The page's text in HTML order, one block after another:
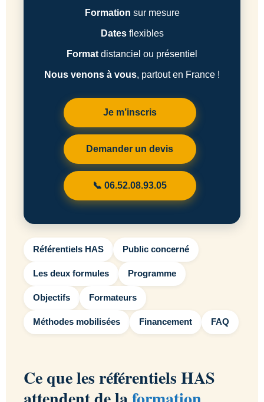
Formation sur mesure
Datesflexibles
Format distanciel ou présentiel
Nous venons à vous, partout en France !
Je m’inscris
Demander un devis
📞 06.52.08.93.05
Référentiels HAS Public concerné
Les deux formules Programme
Objectifs Formateurs
Méthodes mobilisées Financement FAQ
Ce que les référentiels HAS